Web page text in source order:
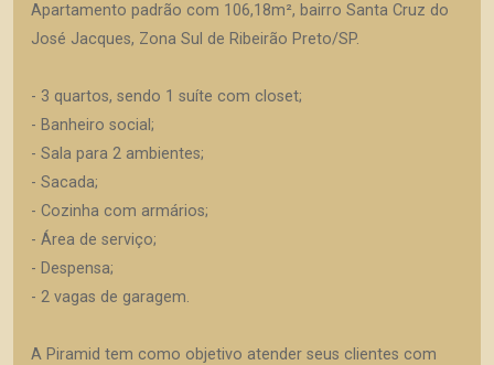
Apartamento padrão com 106,18m², bairro Santa Cruz do
José Jacques, Zona Sul de Ribeirão Preto/SP.
- 3 quartos, sendo 1 suíte com closet;
- Banheiro social;
- Sala para 2 ambientes;
- Sacada;
- Cozinha com armários;
- Área de serviço;
- Despensa;
- 2 vagas de garagem.
A Piramid tem como objetivo atender seus clientes com